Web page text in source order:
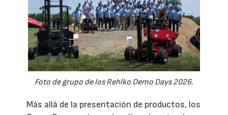
Foto de grupo de los Rehlko Demo Days 2026.
Más allá de la presentación de productos, los